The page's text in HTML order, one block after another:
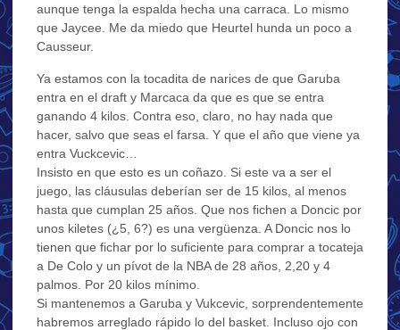
aunque tenga la espalda hecha una carraca. Lo mismo
que Jaycee. Me da miedo que Heurtel hunda un poco a
Causseur.
Ya estamos con la tocadita de narices de que Garuba
entra en el draft y Marcaca da que es que se entra
ganando 4 kilos. Contra eso, claro, no hay nada que
hacer, salvo que seas el farsa. Y que el año que viene ya
entra Vuckcevic…
Insisto en que esto es un coñazo. Si este va a ser el
juego, las cláusulas deberían ser de 15 kilos, al menos
hasta que cumplan 25 años. Que nos fichen a Doncic por
unos kiletes (¿5, 6?) es una vergüenza. A Doncic nos lo
tienen que fichar por lo suficiente para comprar a tocateja
a De Colo y un pívot de la NBA de 28 años, 2,20 y 4
palmos. Por 20 kilos mínimo.
Si mantenemos a Garuba y Vukcevic, sorprendentemente
habremos arreglado rápido lo del basket. Incluso ojo con